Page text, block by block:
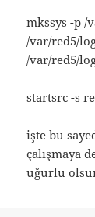
mkssys -p /
/var/red5/
/var/red5/
startsrc -s
işte bu
çalışmaya
uğurlu